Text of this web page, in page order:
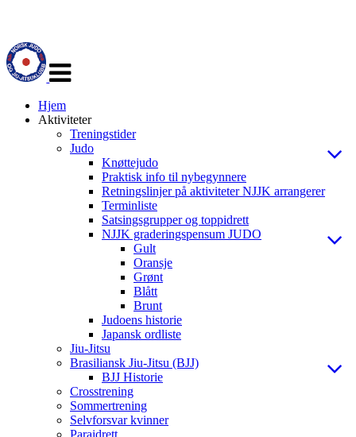
navigasjon
Hjem
Aktiviteter
Treningstider
Judo
Knøttejudo
Praktisk info til nybegynnere
Retningslinjer på aktiviteter NJJK arrangerer
Terminliste
Satsingsgrupper og toppidrett
NJJK graderingspensum JUDO
Gult
Oransje
Grønt
Blått
Brunt
Judoens historie
Japansk ordliste
Jiu-Jitsu
Brasiliansk Jiu-Jitsu (BJJ)
BJJ Historie
Crosstrening
Sommertrening
Selvforsvar kvinner
Paraidrett